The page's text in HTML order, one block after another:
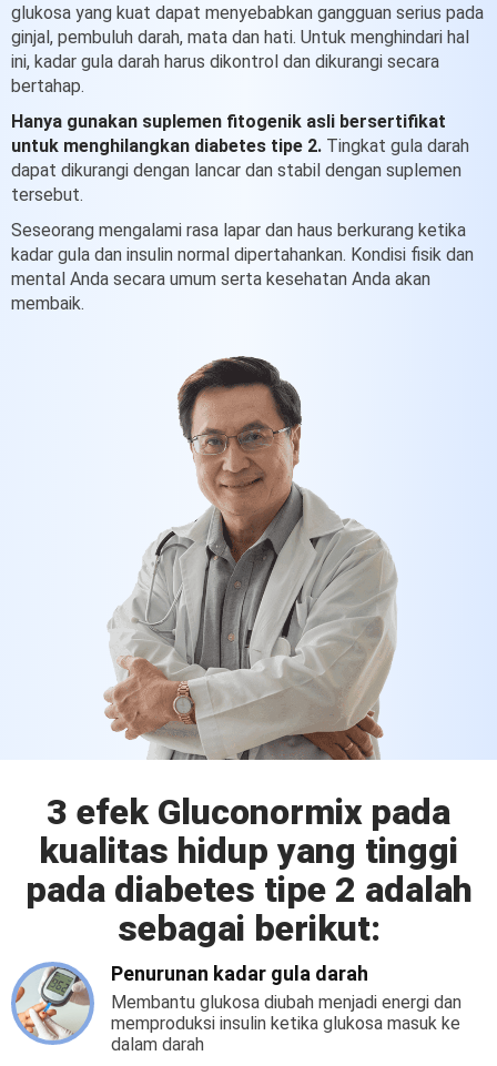
glukosa yang kuat dapat menyebabkan gangguan serius pada
ginjal, pembuluh darah, mata dan hati. Untuk menghindari hal
ini, kadar gula darah harus dikontrol dan dikurangi secara
bertahap.
Hanya gunakan suplemen fitogenik asli bersertifikat
untuk menghilangkan diabetes tipe 2. Tingkat gula darah
dapat dikurangi dengan lancar dan stabil dengan suplemen
tersebut.
Seseorang mengalami rasa lapar dan haus berkurang ketika
kadar gula dan insulin normal dipertahankan. Kondisi fisik dan
mental Anda secara umum serta kesehatan Anda akan
membaik.
3 efek Gluconormix pada
kualitas hidup yang tinggi
pada diabetes tipe 2 adalah
sebagai berikut:
Penurunan kadar gula darah
Membantu glukosa diubah menjadi energi dan
memproduksi insulin ketika glukosa masuk ke
dalam darah